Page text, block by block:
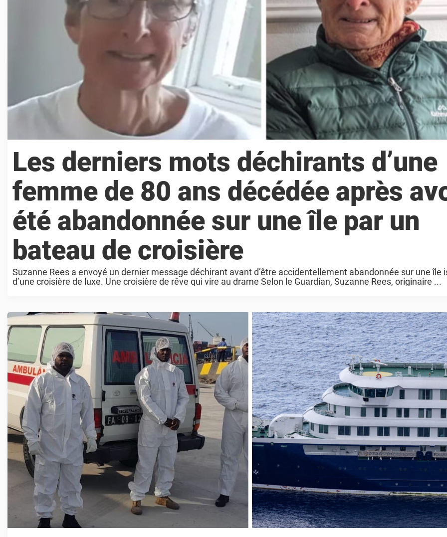
Les derniers mots déchirants d’une
femme de 80 ans décédée après
été abandonnée sur une île par un
bateau de croisière
Suzanne Rees a envoyé un dernier message déchirant avant d’être accidentellement abandonnée sur une île
d’une croisière de luxe. Une croisière de rêve qui vire au drame Selon le Guardian, Suzanne Rees, originaire ...